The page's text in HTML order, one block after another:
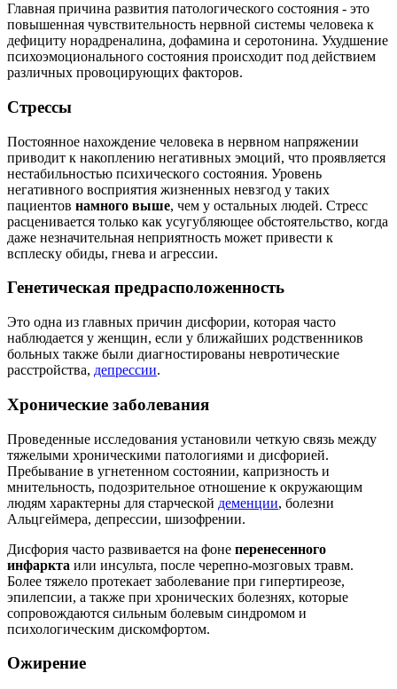
Главная причина развития патологического состояния - это
повышенная чувствительность нервной системы человека к
дефициту норадреналина, дофамина и серотонина. Ухудшение
психоэмоционального состояния происходит под действием
различных провоцирующих факторов.
Стрессы
Постоянное нахождение человека в нервном напряжении
приводит к накоплению негативных эмоций, что проявляется
нестабильностью психического состояния. Уровень
негативного восприятия жизненных невзгод у таких
пациентов намного выше, чем у остальных людей. Стресс
расценивается только как усугубляющее обстоятельство, когда
даже незначительная неприятность может привести к
всплеску обиды, гнева и агрессии.
Генетическая предрасположенность
Это одна из главных причин дисфории, которая часто
наблюдается у женщин, если у ближайших родственников
больных также были диагностированы невротические
расстройства, депрессии.
Хронические заболевания
Проведенные исследования установили четкую связь между
тяжелыми хроническими патологиями и дисфорией.
Пребывание в угнетенном состоянии, капризность и
мнительность, подозрительное отношение к окружающим
людям характерны для старческой деменции, болезни
Альцгеймера, депрессии, шизофрении.
Дисфория часто развивается на фоне перенесенного
инфаркта или инсульта, после черепно-мозговых травм.
Более тяжело протекает заболевание при гипертиреозе,
эпилепсии, а также при хронических болезнях, которые
сопровождаются сильным болевым синдромом и
психологическим дискомфортом.
Ожирение